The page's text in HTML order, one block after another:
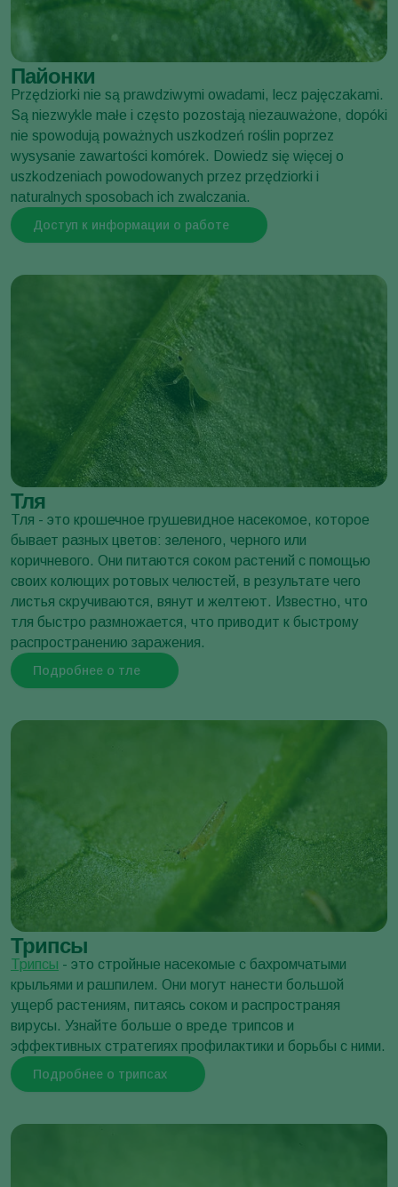
Стеклянница яблонная
Synanthedon myopaeformis
Древоточец пахучий
Cossus cossus
Большая картофельная тля
Macrosiphum euphorbiae
Тля картофельная
Aulacorthum solani
Пайонки
Przędziorki nie są prawdziwymi owadami, lecz pajęczakami.
Są niezwykle małe i często pozostają niezauważone, dopóki
nie spowodują poważnych uszkodzeń roślin poprzez
wysysanie zawartości komórek. Dowiedz się więcej o
uszkodzeniach powodowanych przez przędziorki i
naturalnych sposobach ich zwalczania.
Доступ к информации о работе
Тля
Тля - это крошечное грушевидное насекомое, которое
бывает разных цветов: зеленого, черного или
коричневого. Они питаются соком растений с помощью
своих колющих ротовых челюстей, в результате чего
листья скручиваются, вянут и желтеют. Известно, что
тля быстро размножается, что приводит к быстрому
распространению заражения.
Подробнее о тле
Трипсы
Трипсы - это стройные насекомые с бахромчатыми
крыльями и рашпилем. Они могут нанести большой
ущерб растениям, питаясь соком и распространяя
вирусы. Узнайте больше о вреде трипсов и
эффективных стратегиях профилактики и борьбы с ними.
Подробнее о трипсах